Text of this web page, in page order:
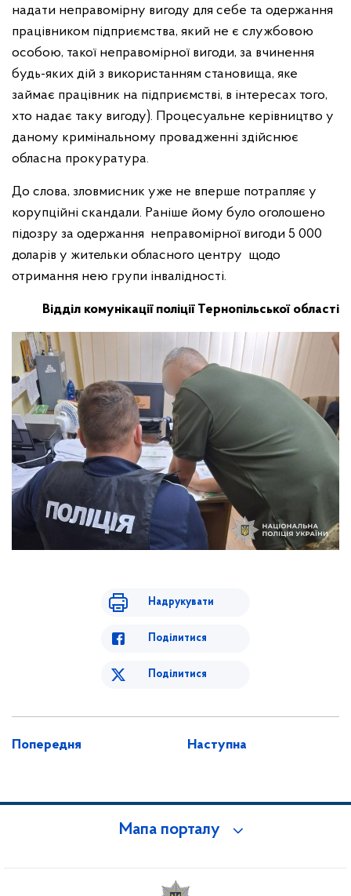
надати неправомірну вигоду для себе та одержання
працівником підприємства, який не є службовою
особою, такої неправомірної вигоди, за вчинення
будь-яких дій з використанням становища, яке
займає працівник на підприємстві, в інтересах того,
хто надає таку вигоду). Процесуальне керівництво у
даному кримінальному провадженні здійснює
обласна прокуратура.
До слова, зловмисник уже не вперше потрапляє у
корупційні скандали. Раніше йому було оголошено
підозру за одержання неправомірної вигоди 5 000
доларів у жительки обласного центру щодо
отримання нею групи інвалідності.
Відділ комунікації поліції Тернопільської області
Надрукувати
Поділитися
Поділитися
Попередня Наступна
Мапа порталу